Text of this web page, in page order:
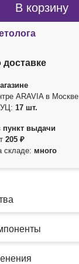
В корзину
ARAVIA в Москве
17 шт.
пункт выдачи
205 ₽
складе: много